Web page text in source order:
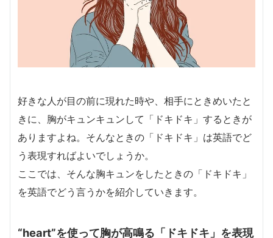
好きな人が目の前に現れた時や、相手にときめいたと
きに、胸がキュンキュンして「ドキドキ」するときが
ありますよね。そんなときの「ドキドキ」は英語でど
う表現すればよいでしょうか。
ここでは、そんな胸キュンをしたときの「ドキドキ」
を英語でどう言うかを紹介していきます。
“heart”を使って胸が高鳴る「ドキドキ」を表現